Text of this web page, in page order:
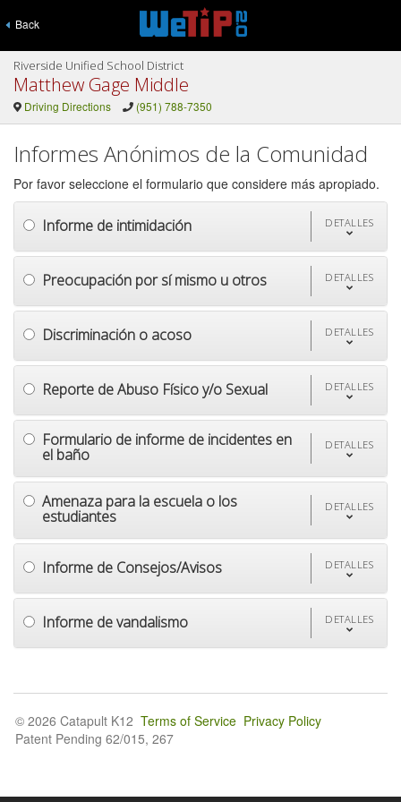
Back
Riverside Unified School District
Matthew Gage Middle
Driving Directions (951) 788-7350
Informes Anónimos de la Comunidad
Por favor seleccione el formulario que considere más apropiado.
Informe de intimidación DETALLES
Preocupación por sí mismo u otros DETALLES
Discriminación o acoso DETALLES
Reporte de Abuso Físico y/o Sexual DETALLES
Formulario de informe de incidentes en
el baño
DETALLES
Amenaza para la escuela o los
estudiantes
DETALLES
Informe de Consejos/Avisos DETALLES
Informe de vandalismo DETALLES
© 2026 Catapult K12 Terms of Service Privacy Policy
Patent Pending 62/015, 267